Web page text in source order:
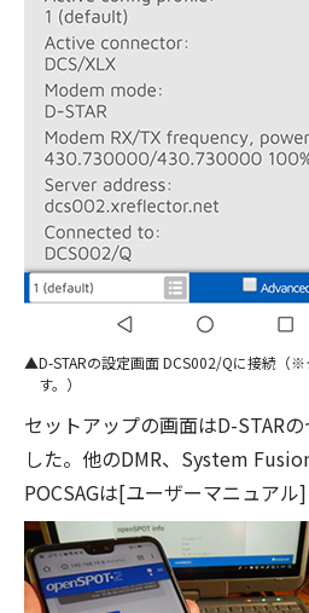
D-STARの設定画面 DCS002/Qに接続（
す。）
セットアップの画面はD-STAR
した。他のDMR、System
POCSAGは[ユーザーマニュアル